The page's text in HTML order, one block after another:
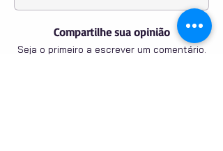
Compartilhe sua opinião
Seja o primeiro a escrever um comentário.